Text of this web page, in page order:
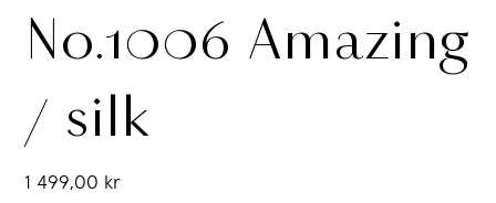
No.1006 Amazing
/ silk
1 499,00 kr